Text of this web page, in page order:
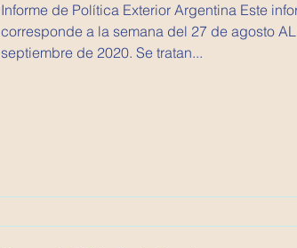
Informe de Política Exterior Argentina Este informe
corresponde a la semana del 27 de agosto AL 02 de
septiembre de 2020. Se tratan...